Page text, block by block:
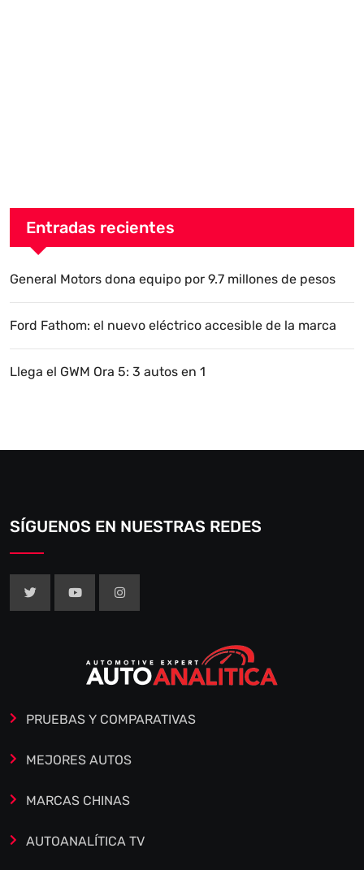
Entradas recientes
General Motors dona equipo por 9.7 millones de pesos
Ford Fathom: el nuevo eléctrico accesible de la marca
Llega el GWM Ora 5: 3 autos en 1
SÍGUENOS EN NUESTRAS REDES
PRUEBAS Y COMPARATIVAS
MEJORES AUTOS
MARCAS CHINAS
AUTOANALÍTICA TV